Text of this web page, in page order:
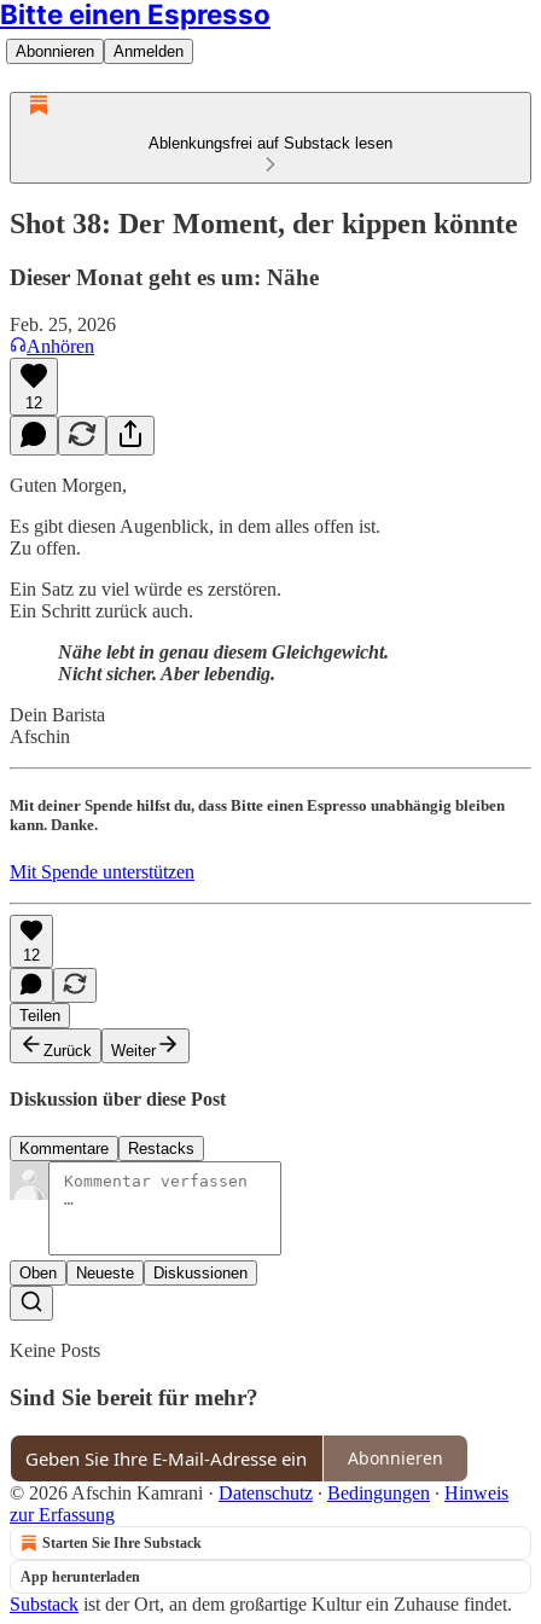
Bitte einen Espresso
Abonnieren Anmelden
Ablenkungsfrei auf Substack lesen
Shot 38: Der Moment, der kippen könnte
Dieser Monat geht es um: Nähe
Feb. 25, 2026
Anhören
12
Guten Morgen,
Es gibt diesen Augenblick, in dem alles offen ist.
Zu offen.
Ein Satz zu viel würde es zerstören.
Ein Schritt zurück auch.
Nähe lebt in genau diesem Gleichgewicht.
Nicht sicher. Aber lebendig.
Dein Barista
Afschin
Mit deiner Spende hilfst du, dass Bitte einen Espresso unabhängig bleiben
kann. Danke.
Mit Spende unterstützen
12
Teilen
Zurück
Weiter
Diskussion über diese Post
Kommentare Restacks
Oben Neueste Diskussionen
Keine Posts
Sind Sie bereit für mehr?
Abonnieren
© 2026 Afschin Kamrani · Datenschutz ∙ Bedingungen ∙ Hinweis
zur Erfassung
Starten Sie Ihre Substack
App herunterladen
Substack ist der Ort, an dem großartige Kultur ein Zuhause findet.